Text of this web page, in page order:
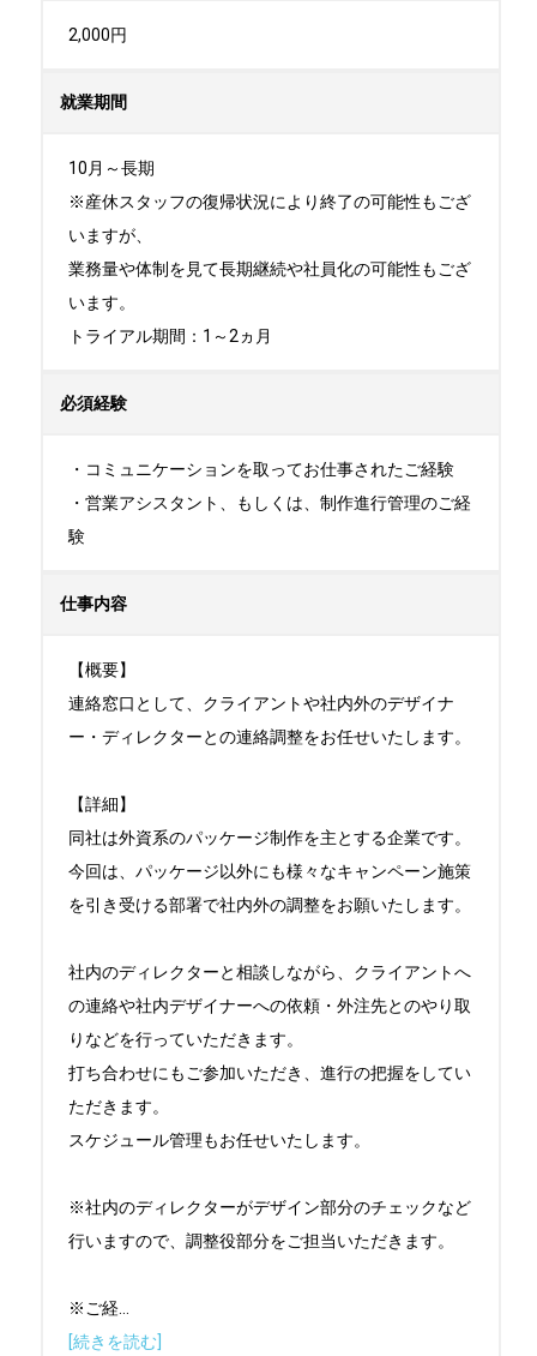
2,000円
就業期間
10月～長期
※産休スタッフの復帰状況により終了の可能性もござ
いますが、
業務量や体制を見て長期継続や社員化の可能性もござ
います。
トライアル期間：1～2ヵ月
必須経験
・コミュニケーションを取ってお仕事されたご経験
・営業アシスタント、もしくは、制作進行管理のご経
験
仕事内容
【概要】
連絡窓口として、クライアントや社内外のデザイナ
ー・ディレクターとの連絡調整をお任せいたします。
【詳細】
同社は外資系のパッケージ制作を主とする企業です。
今回は、パッケージ以外にも様々なキャンペーン施策
を引き受ける部署で社内外の調整をお願いたします。
社内のディレクターと相談しながら、クライアントへ
の連絡や社内デザイナーへの依頼・外注先とのやり取
りなどを行っていただきます。
打ち合わせにもご参加いただき、進行の把握をしてい
ただきます。
スケジュール管理もお任せいたします。
※社内のディレクターがデザイン部分のチェックなど
行いますので、調整役部分をご担当いただきます。
※ご経
[続きを読む]